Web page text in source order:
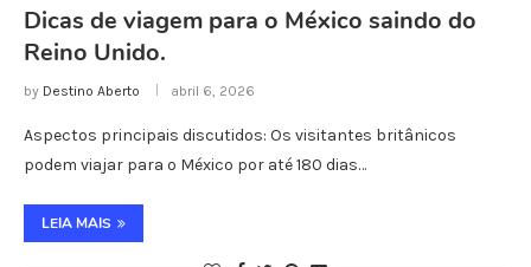
Dicas de viagem para o México saindo do
Reino Unido.
by Destino Aberto abril 6, 2026
Aspectos principais discutidos: Os visitantes britânicos
podem viajar para o México por até 180 dias…
LEIA MAIS